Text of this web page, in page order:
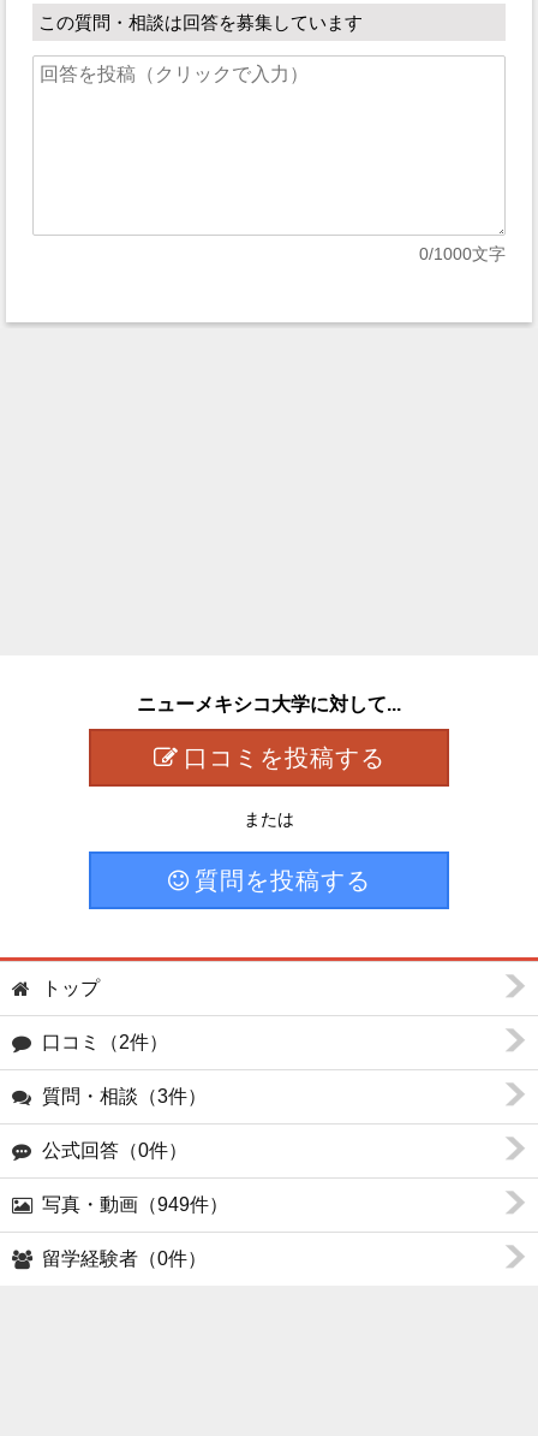
この質問・相談は回答を募集しています
0/1000文字
ニューメキシコ大学に対して...
口コミを投稿する
または
質問を投稿する
トップ
口コミ（2件）
質問・相談（3件）
公式回答（0件）
写真・動画（949件）
留学経験者（0件）